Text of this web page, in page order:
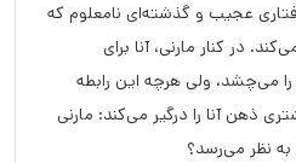
عجیب و گذشته‌ای نامعلوم که
در کنار مارنی، آنا برای
می‌چشد، ولی هرچه این رابطه
ذهن آنا را درگیر می‌کند: مارنی
به نظر می‌رسد؟